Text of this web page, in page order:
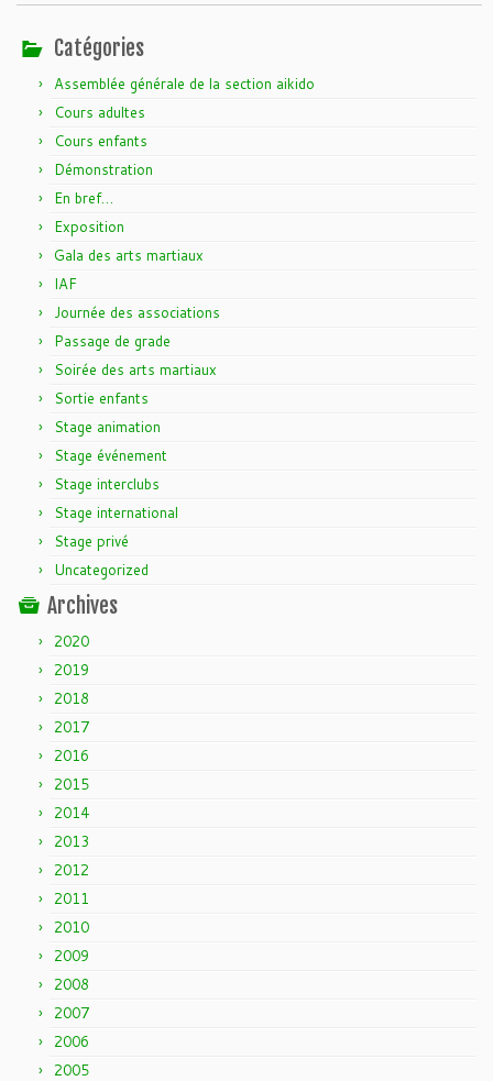
Catégories
Assemblée générale de la section aikido
Cours adultes
Cours enfants
Démonstration
En bref…
Exposition
Gala des arts martiaux
IAF
Journée des associations
Passage de grade
Soirée des arts martiaux
Sortie enfants
Stage animation
Stage événement
Stage interclubs
Stage international
Stage privé
Uncategorized
Archives
2020
2019
2018
2017
2016
2015
2014
2013
2012
2011
2010
2009
2008
2007
2006
2005